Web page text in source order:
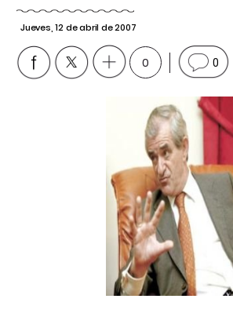
Jueves, 12 de abril de 2007
0 0